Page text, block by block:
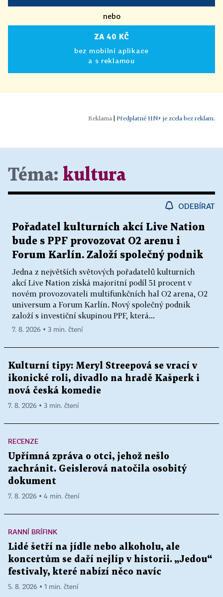
nebo
ZA 40 KČ
bez mobilní aplikace
a s reklamou
Předplatné HN+ je zcela bez reklam.
Téma: kultura
ODEBÍRAT
Pořadatel kulturních akcí Live Nation
bude s PPF provozovat O2 arenu i
Forum Karlín. Založí společný podnik
Jedna z největších světových pořadatelů kulturních
akcí Live Nation získá majoritní podíl 51 procent v
novém provozovateli multifunkčních hal O2 arena, O2
universum a Forum Karlín. Nový společný podnik
založí s investiční skupinou PPF, která...
7. 8. 2026 ▪ 3 min. čtení
Kulturní tipy: Meryl Streepová se vrací v
ikonické roli, divadlo na hradě Kašperk i
nová česká komedie
7. 8. 2026 ▪ 3 min. čtení
RECENZE
Upřímná zpráva o otci, jehož nešlo
zachránit. Geislerová natočila osobitý
dokument
7. 8. 2026 ▪ 4 min. čtení
RANNÍ BRÍFINK
Lidé šetří na jídle nebo alkoholu, ale
koncertům se daří nejlíp v historii. „Jedou“
festivaly, které nabízí něco navíc
5. 8. 2026 ▪ 1 min. čtení